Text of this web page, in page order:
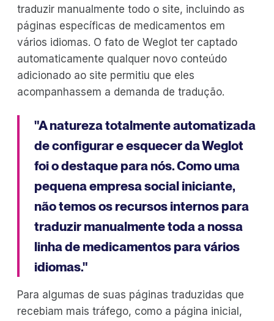
traduzir manualmente todo o site, incluindo as
páginas específicas de medicamentos em
vários idiomas. O fato de Weglot ter captado
automaticamente qualquer novo conteúdo
adicionado ao site permitiu que eles
acompanhassem a demanda de tradução.
"A natureza totalmente automatizada
de configurar e esquecer da Weglot
foi o destaque para nós. Como uma
pequena empresa social iniciante,
não temos os recursos internos para
traduzir manualmente toda a nossa
linha de medicamentos para vários
idiomas."
Para algumas de suas páginas traduzidas que
recebiam mais tráfego, como a página inicial,